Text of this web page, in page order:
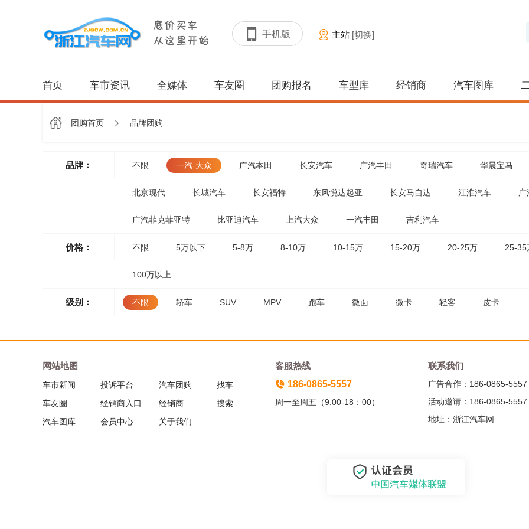
手机版 主站 [切换]
首页 车市资讯 全媒体 车友圈 团购报名 车型库 经销商 汽车图库
团购首页 品牌团购
品牌： 不限 一汽-大众 广汽本田 长安汽车 广汽丰田 奇瑞汽车 华晨宝马
北京现代 长城汽车 长安福特 东风悦达起亚 长安马自达 江淮汽车 广
广汽菲克菲亚特 比亚迪汽车 上汽大众 一汽丰田 吉利汽车
价格： 不限 5万以下 5-8万 8-10万 10-15万 15-20万 20-25万 25-35
100万以上
级别： 不限 轿车 SUV MPV 跑车 微面 微卡 轻客 皮卡
网站地图
车市新闻 投诉平台 汽车团购
找车
车友圈
经销商入口 经销商
搜索
汽车图库
会员中心 关于我们
客服热线
186-0865-5557
周一至周五（9:00-18：00）
联系我们
广告合作：186-0865-5557
活动邀请：186-0865-5557
地址：浙江汽车网